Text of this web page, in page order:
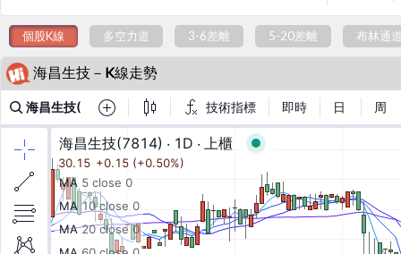
個股K線 多空力道 3-6差離 5-20差離 布林通
海昌生技－K線走勢